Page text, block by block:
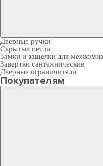
Дверные ручки
Скрытые петли
Замки и защелки для
Завертки сантехнические
Дверные ограничители
Покупателям